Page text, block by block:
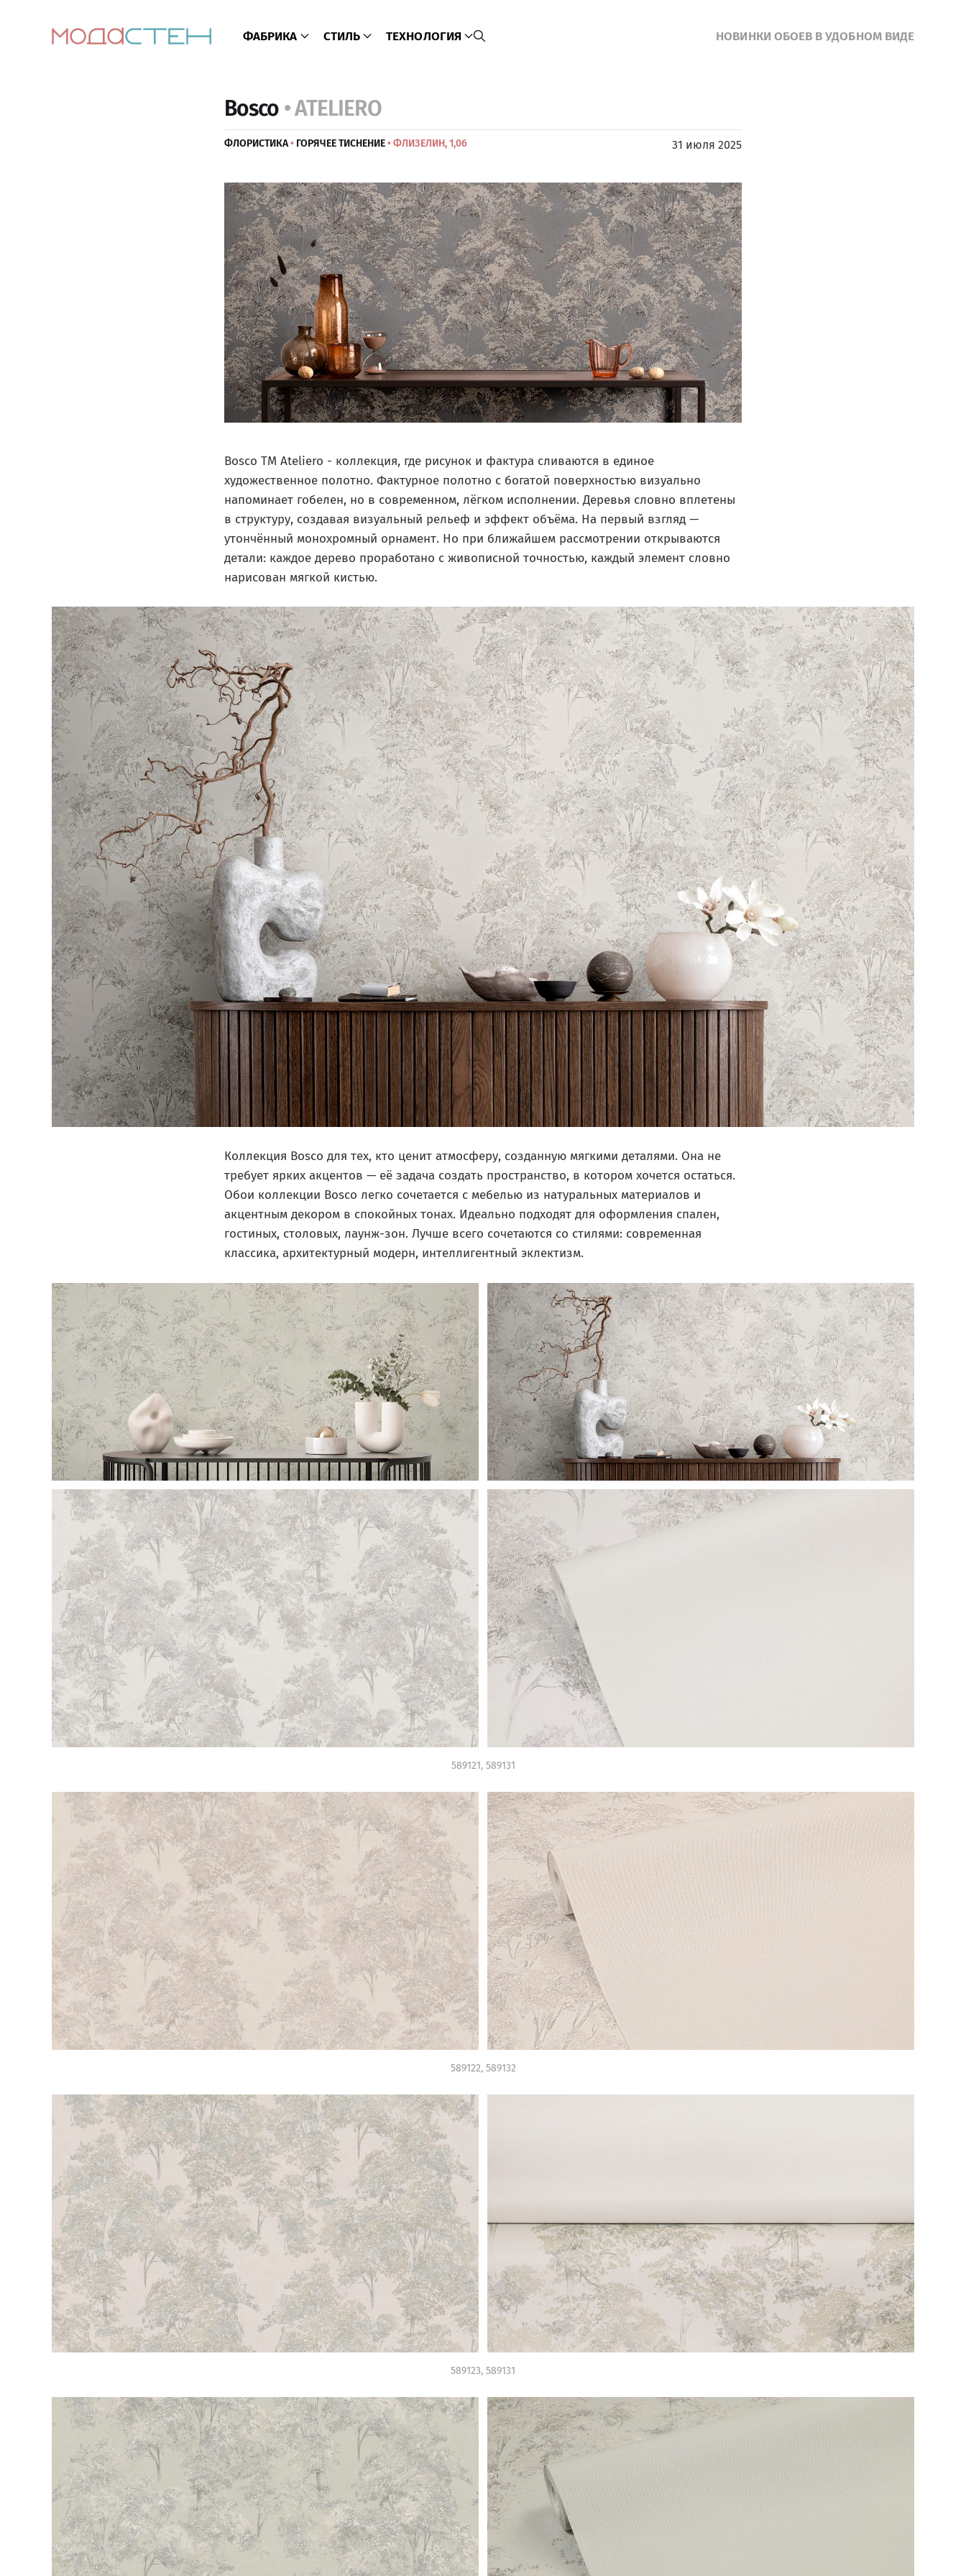
ФАБРИКА СТИЛЬ ТЕХНОЛОГИЯ НОВИНКИ ОБОЕВ В УДОБНОМ ВИДЕ
Bosco • ATELIERO
ФЛОРИСТИКА• ГОРЯЧЕЕ ТИСНЕНИЕ• ФЛИЗЕЛИН, 1,06 31 июля 2025
Bosco ТМ Ateliero - коллекция, где рисунок и фактура сливаются в единое
художественное полотно. Фактурное полотно с богатой поверхностью визуально
напоминает гобелен, но в современном, лёгком исполнении. Деревья словно вплетены
в структуру, создавая визуальный рельеф и эффект объёма. На первый взгляд —
утончённый монохромный орнамент. Но при ближайшем рассмотрении открываются
детали: каждое дерево проработано с живописной точностью, каждый элемент словно
нарисован мягкой кистью.
Коллекция Bosco для тех, кто ценит атмосферу, созданную мягкими деталями. Она не
требует ярких акцентов — её задача создать пространство, в котором хочется остаться.
Обои коллекции Bosco легко сочетается с мебелью из натуральных материалов и
акцентным декором в спокойных тонах. Идеально подходят для оформления спален,
гостиных, столовых, лаунж-зон. Лучше всего сочетаются со стилями: современная
классика, архитектурный модерн, интеллигентный эклектизм.
589121, 589131
589122, 589132
589123, 589131